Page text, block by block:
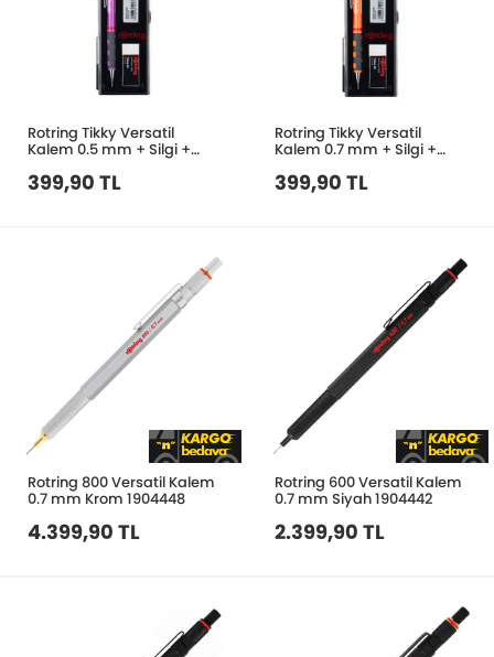
Rotring Tikky Versatil
Kalem 0.5 mm + Silgi +
399,90 TL
Rotring Tikky Versatil
Kalem 0.7 mm + Silgi +
399,90 TL
Rotring 800 Versatil Kalem
0.7 mm Krom 1904448
4.399,90 TL
Rotring 600 Versatil Kalem
0.7 mm Siyah 1904442
2.399,90 TL